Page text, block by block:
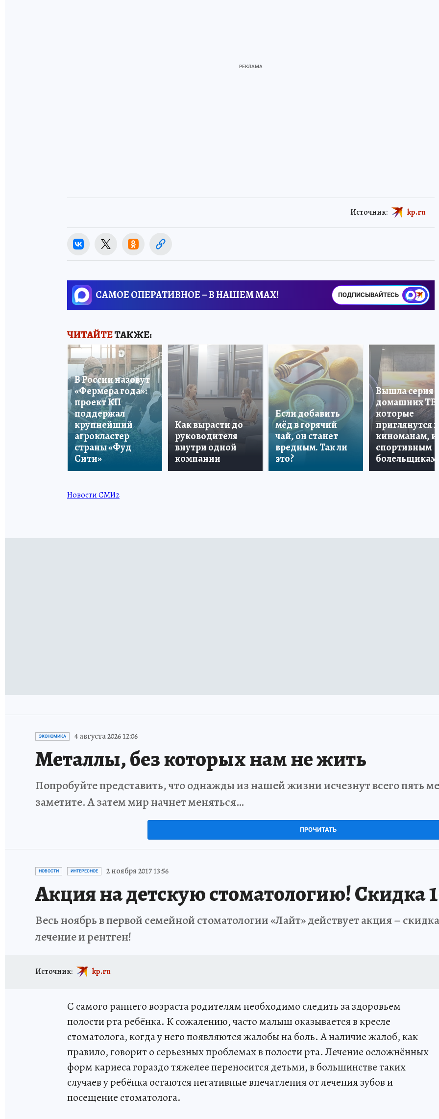
Источник: kp.ru
САМОЕ ОПЕРАТИВНОЕ – В НАШЕМ MAX! ПОДПИСЫВАЙТЕСЬ
ЧИТАЙТЕТАКЖЕ:
В России назовут
«Фермера года»:
проект КП
поддержал
крупнейший
агрокластер
страны «Фуд
Сити»
Как вырасти до
руководителя
внутри одной
компании
Если добавить
мёд в горячий
чай, он станет
вредным. Так ли
это?
Вышла серия
домашних ТВ,
которые
приглянутся и
киноманам, и
спортивным
болельщикам
Новости СМИ2
ЭКОНОМИКА 4 августа 2026 12:06
Металлы, без которых нам не жить
Попробуйте представить, что однажды из нашей жизни исчезнут всего пять
заметите. А затем мир начнет меняться…
ПРОЧИТАТЬ
НОВОСТИ ИНТЕРЕСНОЕ 2 ноября 2017 13:56
Акция на детскую стоматологию! Скидка
Весь ноябрь в первой семейной стоматологии «Лайт» действует акция –
лечение и рентген!
Источник: kp.ru
С самого раннего возраста родителям необходимо следить за здоровьем
полости рта ребёнка. К сожалению, часто малыш оказывается в кресле
стоматолога, когда у него появляются жалобы на боль. А наличие жалоб, как
правило, говорит о серьезных проблемах в полости рта. Лечение осложнённых
форм кариеса гораздо тяжелее переносится детьми, в большинстве таких
случаев у ребёнка остаются негативные впечатления от лечения зубов и
посещение стоматолога.